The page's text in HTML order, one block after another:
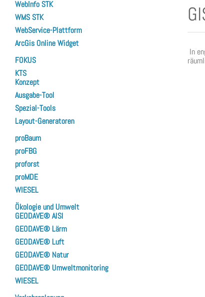
WebInfo STK
WMS STK
WebService-Plattform
ArcGis Online Widget
FOKUS
KTS
Konzept
Ausgabe-Tool
Spezial-Tools
Layout-Generatoren
proBaum
proFBG
proforst
proMDE
WIESEL
Ökologie und Umwelt
GEODAVE® AISI
GEODAVE® Lärm
GEODAVE® Luft
GEODAVE® Natur
GEODAVE® Umweltmonitoring
WIESEL
In